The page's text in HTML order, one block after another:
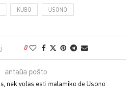
KUBO USONO
0
antaŭa poŝto
nek volas esti malamiko de Usono